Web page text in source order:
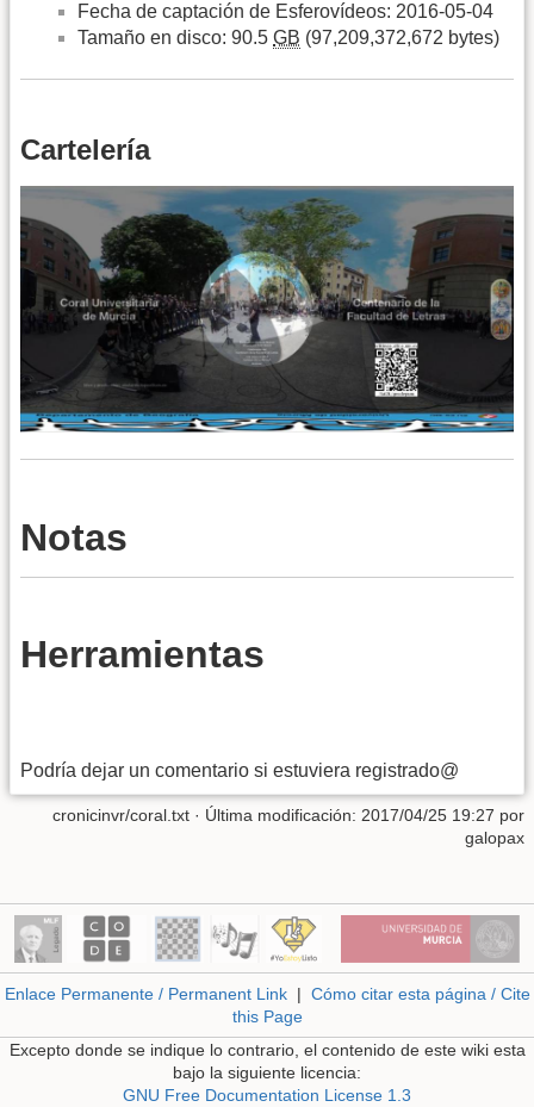
Fecha de captación de Esferovídeos: 2016-05-04
Tamaño en disco: 90.5 GB (97,209,372,672 bytes)
Cartelería
Notas
Herramientas
Podría dejar un comentario si estuviera registrado@
cronicinvr/coral.txt · Última modificación: 2017/04/25 19:27 por
galopax
Enlace Permanente / Permanent Link| Cómo citar esta página / Cite
this Page
Excepto donde se indique lo contrario, el contenido de este wiki esta
bajo la siguiente licencia:
GNU Free Documentation License 1.3